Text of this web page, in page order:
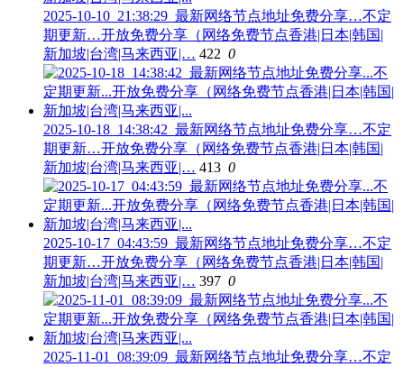
2025-10-10_21:38:29_最新网络节点地址免费分享…不定
期更新…开放免费分享（网络免费节点香港|日本|韩国|
新加坡|台湾|马来西亚|… 422 0
2025-10-18_14:38:42_最新网络节点地址免费分享…不定
期更新…开放免费分享（网络免费节点香港|日本|韩国|
新加坡|台湾|马来西亚|… 413 0
2025-10-17_04:43:59_最新网络节点地址免费分享…不定
期更新…开放免费分享（网络免费节点香港|日本|韩国|
新加坡|台湾|马来西亚|… 397 0
2025-11-01_08:39:09_最新网络节点地址免费分享…不定